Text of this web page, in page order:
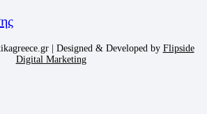
| Designed & Developed by Flipside
Digital Marketing